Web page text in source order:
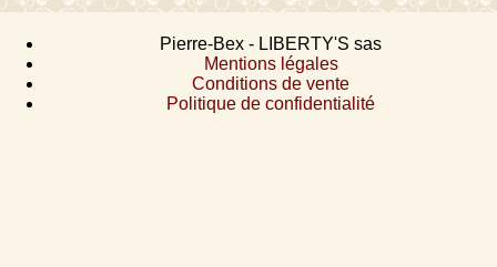
Pierre-Bex - LIBERTY'S sas
Mentions légales
Conditions de vente
Politique de confidentialité